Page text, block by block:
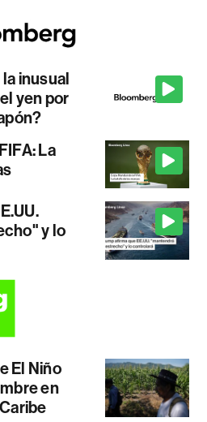
inusual
yen por
La
y lo
El Niño
en